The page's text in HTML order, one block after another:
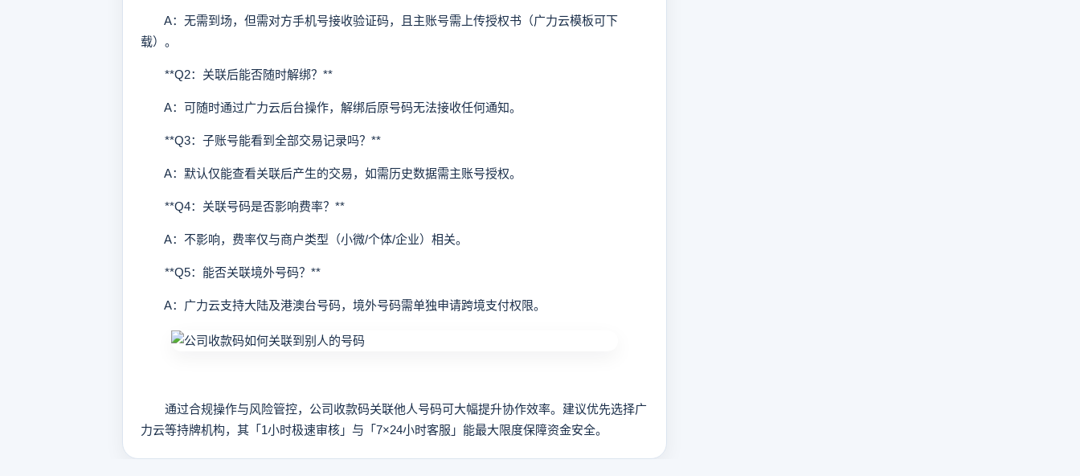
A：无需到场，但需对方手机号接收验证码，且主账号需上传授权书（广力云模板可下
载）。
**Q2：关联后能否随时解绑？**
A：可随时通过广力云后台操作，解绑后原号码无法接收任何通知。
**Q3：子账号能看到全部交易记录吗？**
A：默认仅能查看关联后产生的交易，如需历史数据需主账号授权。
**Q4：关联号码是否影响费率？**
A：不影响，费率仅与商户类型（小微/个体/企业）相关。
**Q5：能否关联境外号码？**
A：广力云支持大陆及港澳台号码，境外号码需单独申请跨境支付权限。
通过合规操作与风险管控，公司收款码关联他人号码可大幅提升协作效率。建议优先选择广
力云等持牌机构，其「1小时极速审核」与「7×24小时客服」能最大限度保障资金安全。